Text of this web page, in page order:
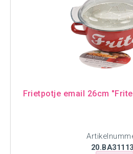
Frietpotje email 26cm